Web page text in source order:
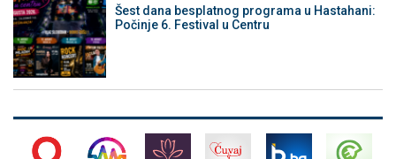
Šest dana besplatnog programa u Hastahani:
Počinje 6. Festival u Centru